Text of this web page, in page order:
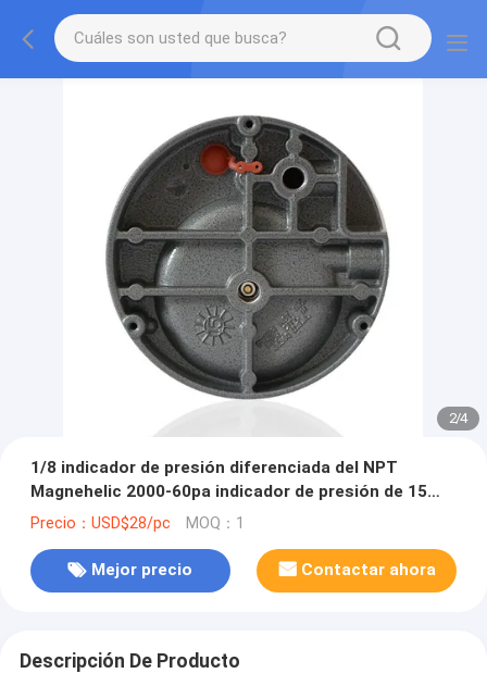
2/4
1/8 indicador de presión diferenciada del NPT
Magnehelic 2000-60pa indicador de presión de 15
PSI
Precio：USD$28/pc MOQ：1
Mejor precio Contactar ahora
Descripción De Producto